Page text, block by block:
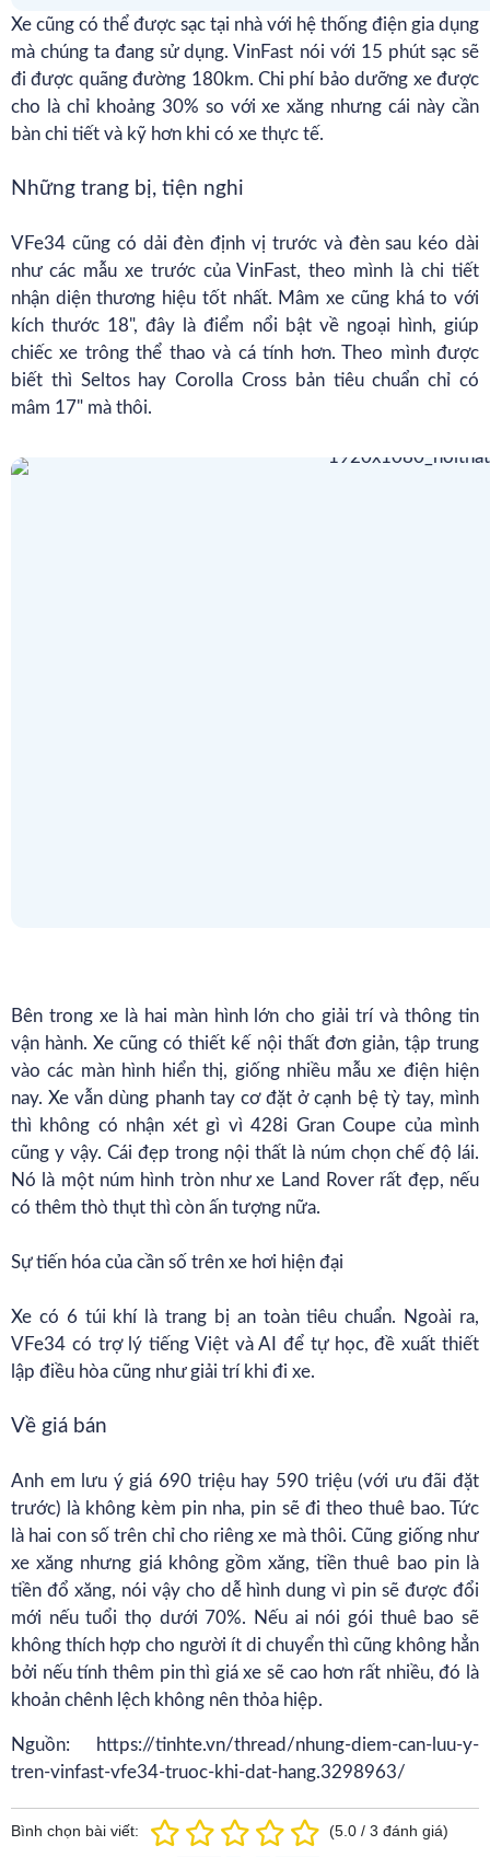
Xe cũng có thể được sạc tại nhà với hệ thống điện gia dụng
mà chúng ta đang sử dụng. VinFast nói với 15 phút sạc sẽ
đi được quãng đường 180km. Chi phí bảo dưỡng xe được
cho là chỉ khoảng 30% so với xe xăng nhưng cái này cần
bàn chi tiết và kỹ hơn khi có xe thực tế.
Những trang bị, tiện nghi
VFe34 cũng có dải đèn định vị trước và đèn sau kéo dài
như các mẫu xe trước của VinFast, theo mình là chi tiết
nhận diện thương hiệu tốt nhất. Mâm xe cũng khá to với
kích thước 18", đây là điểm nổi bật về ngoại hình, giúp
chiếc xe trông thể thao và cá tính hơn. Theo mình được
biết thì Seltos hay Corolla Cross bản tiêu chuẩn chỉ có
mâm 17" mà thôi.
Bên trong xe là hai màn hình lớn cho giải trí và thông tin
vận hành. Xe cũng có thiết kế nội thất đơn giản, tập trung
vào các màn hình hiển thị, giống nhiều mẫu xe điện hiện
nay. Xe vẫn dùng phanh tay cơ đặt ở cạnh bệ tỳ tay, mình
thì không có nhận xét gì vì 428i Gran Coupe của mình
cũng y vậy. Cái đẹp trong nội thất là núm chọn chế độ lái.
Nó là một núm hình tròn như xe Land Rover rất đẹp, nếu
có thêm thò thụt thì còn ấn tượng nữa.
Sự tiến hóa của cần số trên xe hơi hiện đại
Xe có 6 túi khí là trang bị an toàn tiêu chuẩn. Ngoài ra,
VFe34 có trợ lý tiếng Việt và AI để tự học, đề xuất thiết
lập điều hòa cũng như giải trí khi đi xe.
Về giá bán
Anh em lưu ý giá 690 triệu hay 590 triệu (với ưu đãi đặt
trước) là không kèm pin nha, pin sẽ đi theo thuê bao. Tức
là hai con số trên chỉ cho riêng xe mà thôi. Cũng giống như
xe xăng nhưng giá không gồm xăng, tiền thuê bao pin là
tiền đổ xăng, nói vậy cho dễ hình dung vì pin sẽ được đổi
mới nếu tuổi thọ dưới 70%. Nếu ai nói gói thuê bao sẽ
không thích hợp cho người ít di chuyển thì cũng không hẳn
bởi nếu tính thêm pin thì giá xe sẽ cao hơn rất nhiều, đó là
khoản chênh lệch không nên thỏa hiệp.
Nguồn:
https://tinhte.vn/thread/nhung-diem-can-luu-y-
tren-vinfast-vfe34-truoc-khi-dat-hang.3298963/
Bình chọn bài viết: (5.0 / 3 đánh giá)